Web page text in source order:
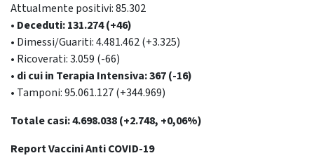
Attualmente positivi: 85.302
• Deceduti: 131.274 (+46)
• Dimessi/Guariti: 4.481.462 (+3.325)
• Ricoverati: 3.059 (-66)
• di cui in Terapia Intensiva: 367 (-16)
• Tamponi: 95.061.127 (+344.969)
Totale casi: 4.698.038 (+2.748, +0,06%)
Report Vaccini Anti COVID-19